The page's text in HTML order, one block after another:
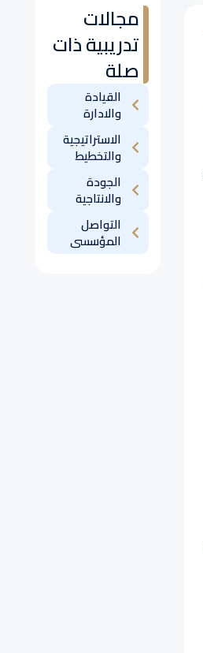
مجالات
تدريبية ذات
صلة
القيادة
والادارة
الاستراتيجية
والتخطيط
الجودة
والانتاجية
التواصل
المؤسسى